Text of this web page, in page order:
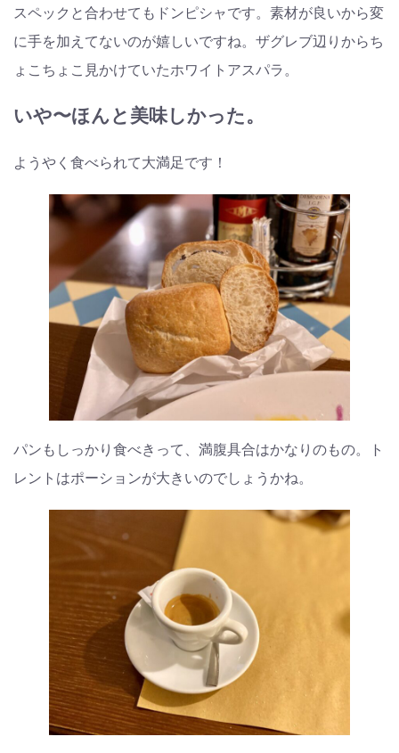
スペックと合わせてもドンピシャです。素材が良いから変
に手を加えてないのが嬉しいですね。ザグレブ辺りからち
ょこちょこ見かけていたホワイトアスパラ。
いや〜ほんと美味しかった。
ようやく食べられて大満足です！
パンもしっかり食べきって、満腹具合はかなりのもの。ト
レントはポーションが大きいのでしょうかね。